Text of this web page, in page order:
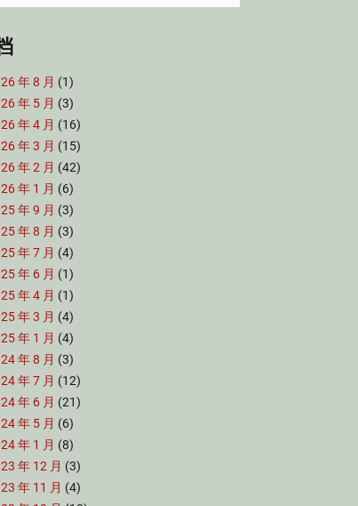
年 8 月 (1)
年 5 月 (3)
年 4 月 (16)
年 3 月 (15)
年 2 月 (42)
年 1 月 (6)
年 9 月 (3)
年 8 月 (3)
年 7 月 (4)
年 6 月 (1)
年 4 月 (1)
年 3 月 (4)
年 1 月 (4)
年 8 月 (3)
年 7 月 (12)
年 6 月 (21)
年 5 月 (6)
年 1 月 (8)
年 12 月 (3)
年 11 月 (4)